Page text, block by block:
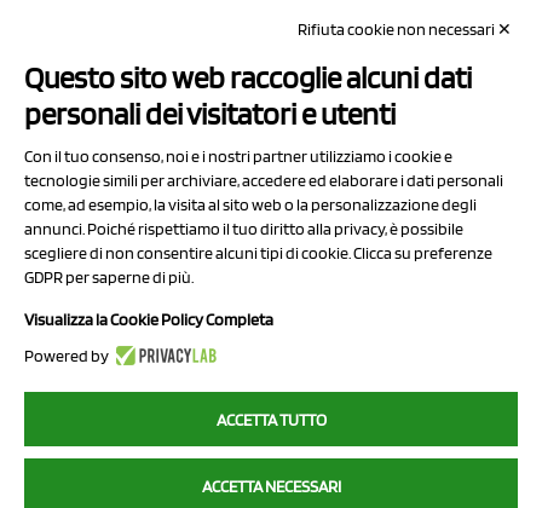
Capitale sociale Euro 50.000,00 i.v.
Contatti
Privacy Policy
Cookie Policy
Chi Siamo
2023 NCX Drahorad srl - All rights reserved
myfruit.it è parte del network diNCX DRAHORAD
NCX Drahorad - Via Provinciale Vignola-Sassuolo 315/1 - 41057
Rifiuta cookie non necessari ✕
Questo sito web raccoglie alcuni dati
personali dei visitatori e utenti
Con il tuo consenso, noi e i nostri partner utilizziamo i cookie e
tecnologie simili per archiviare, accedere ed elaborare i dati personali
come, ad esempio, la visita al sito web o la personalizzazione degli
annunci. Poiché rispettiamo il tuo diritto alla privacy, è possibile
scegliere di non consentire alcuni tipi di cookie. Clicca su preferenze
GDPR per saperne di più.
Visualizza la Cookie Policy Completa
Powered by
ACCETTA TUTTO
ACCETTA NECESSARI